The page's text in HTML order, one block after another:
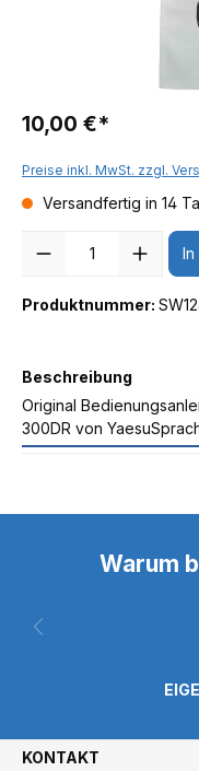
10,00 €*
Preise inkl. MwSt. zzgl.
Versandfertig in 14
Produktnummer:
Beschreibung
Original
300DR von
Warum
KONTAKT